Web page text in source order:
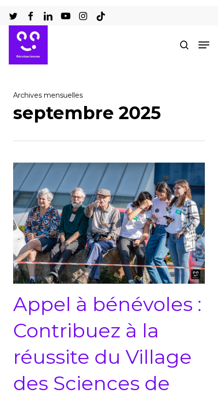
au
contenu
principal
Archives mensuelles
septembre 2025
Appel à bénévoles :
Contribuez à la
réussite du Village
des Sciences de
le